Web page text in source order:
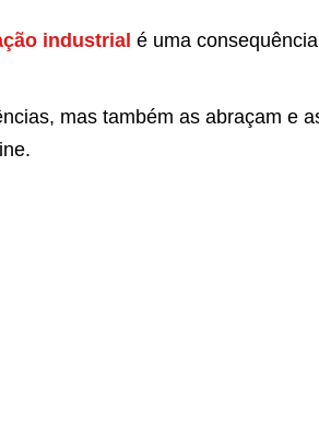
industrial é uma
mas também as abraçam e